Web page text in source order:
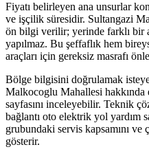
Fiyatı belirleyen ana unsurlar
ve işçilik süresidir. Sultangazi
ön bilgi verilir; yerinde farklı bir
yapılmaz. Bu şeffaflık hem
araçları için gereksiz masrafı
Bölge bilgisini doğrulamak
Malkocoglu Mahallesi hakkında
sayfasını inceleyebilir. Teknik
bağlantı oto elektrik yol yardım
grubundaki servis kapsamını ve
gösterir.